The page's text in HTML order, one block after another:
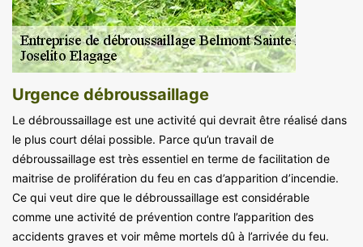
Urgence débroussaillage
Le débroussaillage est une activité qui devrait être réalisé dans
le plus court délai possible. Parce qu’un travail de
débroussaillage est très essentiel en terme de facilitation de
maitrise de prolifération du feu en cas d’apparition d’incendie.
Ce qui veut dire que le débroussaillage est considérable
comme une activité de prévention contre l’apparition des
accidents graves et voir même mortels dû à l’arrivée du feu.